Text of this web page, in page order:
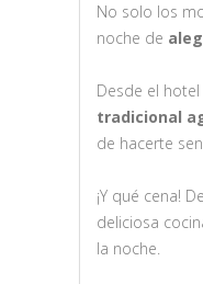
No solo los
noche de
Desde el
tradicional
de hacerte
¡Y qué cena!
deliciosa
la noche.